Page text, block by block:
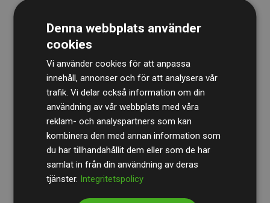
RevisionsbyrånBDOgranskar kontinuerligt våra
beräkningar och vår metod för att säkerställa
transparens och tillförlitlighet.
Deras granskning visar att våra investeringar i
klimatprojekt i genomsnitt kompenserar för
de beräknade CO₂-utsläppenfrån
Denna webbplats använder
cookies
Vi använder cookies för att anpassa
innehåll, annonser och för att analysera vår
trafik. Vi delar också information om din
användning av vår webbplats med våra
reklam- och analyspartners som kan
kombinera den med annan information som
du har tillhandahållit dem eller som de har
samlat in från din användning av deras
tjänster. Integritetspolicy